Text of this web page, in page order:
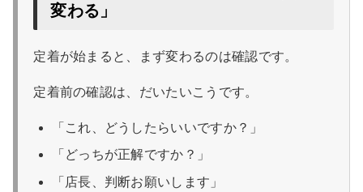
変わる」
定着が始まると、まず変わるのは確認です。
定着前の確認は、だいたいこうです。
「これ、どうしたらいいですか？」
「どっちが正解ですか？」
「店長、判断お願いします」